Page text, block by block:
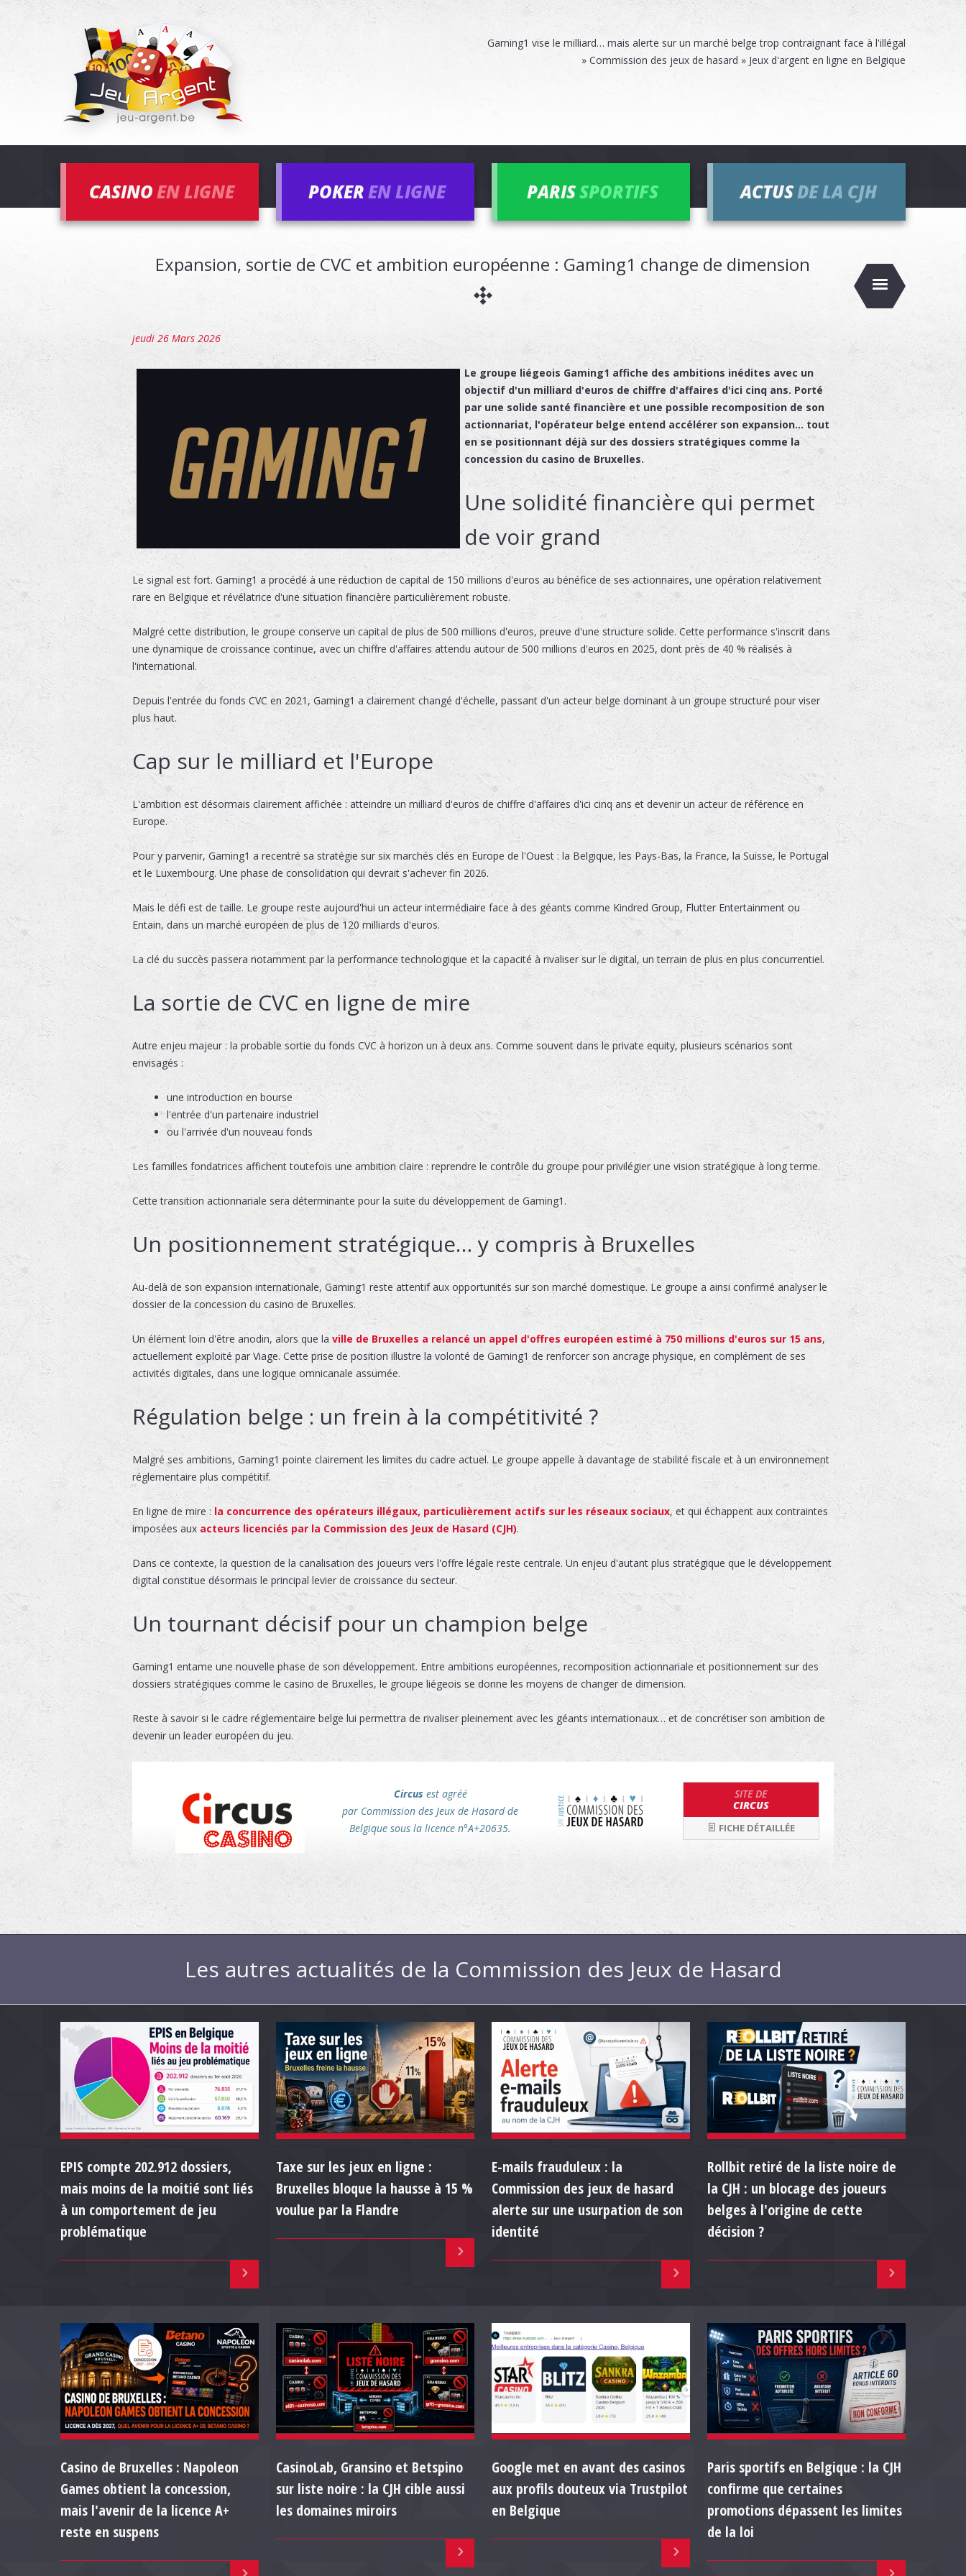
Gaming1 vise le milliard… mais alerte sur un marché belge trop contraignant face à l'illégal
» Commission des jeux de hasard » Jeux d'argent en ligne en Belgique
CASINOEN LIGNE POKEREN LIGNE PARISSPORTIFS ACTUSDE LA CJH
Expansion, sortie de CVC et ambition européenne : Gaming1 change de dimension
jeudi 26 Mars 2026
Le groupe liégeois Gaming1 affiche des ambitions inédites avec un
objectif d'un milliard d'euros de chiffre d'affaires d'ici cinq ans. Porté
par une solide santé financière et une possible recomposition de son
actionnariat, l'opérateur belge entend accélérer son expansion… tout
en se positionnant déjà sur des dossiers stratégiques comme la
concession du casino de Bruxelles.
Une solidité financière qui permet
de voir grand
Le signal est fort. Gaming1 a procédé à une réduction de capital de 150 millions d'euros au bénéfice de ses actionnaires, une opération relativement
rare en Belgique et révélatrice d'une situation financière particulièrement robuste.
Malgré cette distribution, le groupe conserve un capital de plus de 500 millions d'euros, preuve d'une structure solide. Cette performance s'inscrit dans
une dynamique de croissance continue, avec un chiffre d'affaires attendu autour de 500 millions d'euros en 2025, dont près de 40 % réalisés à
l'international.
Depuis l'entrée du fonds CVC en 2021, Gaming1 a clairement changé d'échelle, passant d'un acteur belge dominant à un groupe structuré pour viser
plus haut.
Cap sur le milliard et l'Europe
L'ambition est désormais clairement affichée : atteindre un milliard d'euros de chiffre d'affaires d'ici cinq ans et devenir un acteur de référence en
Europe.
Pour y parvenir, Gaming1 a recentré sa stratégie sur six marchés clés en Europe de l'Ouest : la Belgique, les Pays-Bas, la France, la Suisse, le Portugal
et le Luxembourg. Une phase de consolidation qui devrait s'achever fin 2026.
Mais le défi est de taille. Le groupe reste aujourd'hui un acteur intermédiaire face à des géants comme Kindred Group, Flutter Entertainment ou
Entain, dans un marché européen de plus de 120 milliards d'euros.
La clé du succès passera notamment par la performance technologique et la capacité à rivaliser sur le digital, un terrain de plus en plus concurrentiel.
La sortie de CVC en ligne de mire
Autre enjeu majeur : la probable sortie du fonds CVC à horizon un à deux ans. Comme souvent dans le private equity, plusieurs scénarios sont
envisagés :
une introduction en bourse
l'entrée d'un partenaire industriel
ou l'arrivée d'un nouveau fonds
Les familles fondatrices affichent toutefois une ambition claire : reprendre le contrôle du groupe pour privilégier une vision stratégique à long terme.
Cette transition actionnariale sera déterminante pour la suite du développement de Gaming1.
Un positionnement stratégique… y compris à Bruxelles
Au-delà de son expansion internationale, Gaming1 reste attentif aux opportunités sur son marché domestique. Le groupe a ainsi confirmé analyser le
dossier de la concession du casino de Bruxelles.
Un élément loin d'être anodin, alors que la ville de Bruxelles a relancé un appel d'offres européen estimé à 750 millions d'euros sur 15 ans,
actuellement exploité par Viage. Cette prise de position illustre la volonté de Gaming1 de renforcer son ancrage physique, en complément de ses
activités digitales, dans une logique omnicanale assumée.
Régulation belge : un frein à la compétitivité ?
Malgré ses ambitions, Gaming1 pointe clairement les limites du cadre actuel. Le groupe appelle à davantage de stabilité fiscale et à un environnement
réglementaire plus compétitif.
En ligne de mire :la concurrence des opérateurs illégaux, particulièrement actifs sur les réseaux sociaux, et qui échappent aux contraintes
imposées aux acteurs licenciés par la Commission des Jeux de Hasard (CJH).
Dans ce contexte, la question de la canalisation des joueurs vers l'offre légale reste centrale. Un enjeu d'autant plus stratégique que le développement
digital constitue désormais le principal levier de croissance du secteur.
Un tournant décisif pour un champion belge
Gaming1 entame une nouvelle phase de son développement. Entre ambitions européennes, recomposition actionnariale et positionnement sur des
dossiers stratégiques comme le casino de Bruxelles, le groupe liégeois se donne les moyens de changer de dimension.
Reste à savoir si le cadre réglementaire belge lui permettra de rivaliser pleinement avec les géants internationaux… et de concrétiser son ambition de
devenir un leader européen du jeu.
Circus est agréé
par Commission des Jeux de Hasard de
Belgique sous la licence n°A+20635.
SITE DE
CIRCUS
FICHE DÉTAILLÉE
Les autres actualités de la Commission des Jeux de Hasard
EPIS compte 202.912 dossiers,
mais moins de la moitié sont liés
à un comportement de jeu
problématique
Taxe sur les jeux en ligne :
Bruxelles bloque la hausse à 15 %
voulue par la Flandre
E-mails frauduleux : la
Commission des jeux de hasard
alerte sur une usurpation de son
identité
Rollbit retiré de la liste noire de
la CJH : un blocage des joueurs
belges à l'origine de cette
décision ?
Casino de Bruxelles : Napoleon
Games obtient la concession,
mais l'avenir de la licence A+
reste en suspens
CasinoLab, Gransino et Betspino
sur liste noire : la CJH cible aussi
les domaines miroirs
Google met en avant des casinos
aux profils douteux via Trustpilot
en Belgique
Paris sportifs en Belgique : la CJH
confirme que certaines
promotions dépassent les limites
de la loi